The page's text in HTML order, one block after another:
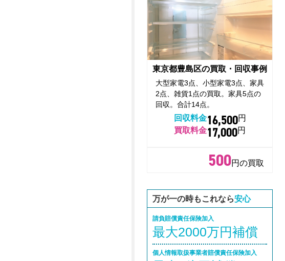
東京都豊島区の買取・回収事例
大型家電3点、小型家電3点、家具
2点、雑貨1点の買取。家具5点の
回収。合計14点。
回収料金16,500円
買取料金17,000円
500円の買取
万が一の時もこれなら安心
請負賠償責任保険加入
最大2000万円補償
個人情報取扱事業者賠償責任保険加入